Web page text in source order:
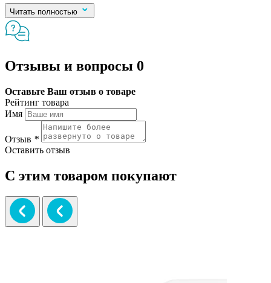
Читать полностью
Отзывы и вопросы 0
Оставьте Ваш отзыв о товаре
Рейтинг товара
Имя
Отзыв *
Оставить отзыв
С этим товаром покупают